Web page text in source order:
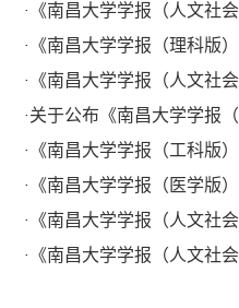
· 《南昌大学学报（人文社
· 《南昌大学学报（理科版
· 《南昌大学学报（人文社
· 关于公布《南昌大学学报
· 《南昌大学学报（工科版
· 《南昌大学学报（医学版
· 《南昌大学学报（人文社
· 《南昌大学学报（人文社